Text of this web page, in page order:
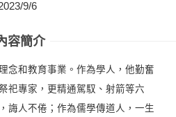
9/6
容簡介
念和教育事業。作為學人，他勤奮
祀專家，更精通駕馭、射箭等六
誨人不倦；作為儒學傳道人，一生